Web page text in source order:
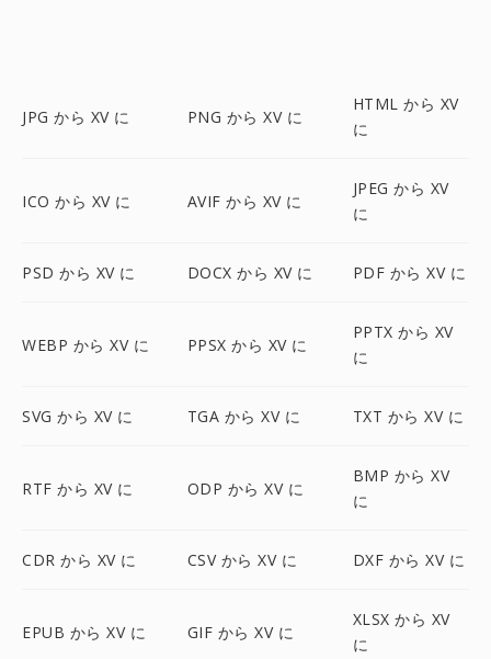
JPG から XV に PNG から XV に
HTML から XV
に
ICO から XV に AVIF から XV に
JPEG から XV
に
PSD から XV に DOCX から XV に PDF から XV に
WEBP から XV に PPSX から XV に
PPTX から XV
に
SVG から XV に TGA から XV に TXT から XV に
RTF から XV に ODP から XV に
BMP から XV
に
CDR から XV に CSV から XV に DXF から XV に
EPUB から XV に GIF から XV に
XLSX から XV
に